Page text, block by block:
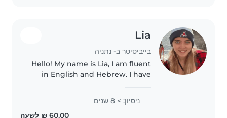
Lia
בייביסיטר ב- נתניה
Hello! My name is Lia, I am fluent
in English and Hebrew. I have
counselor at a summer camp. I
ניסיון: > 8 שנים